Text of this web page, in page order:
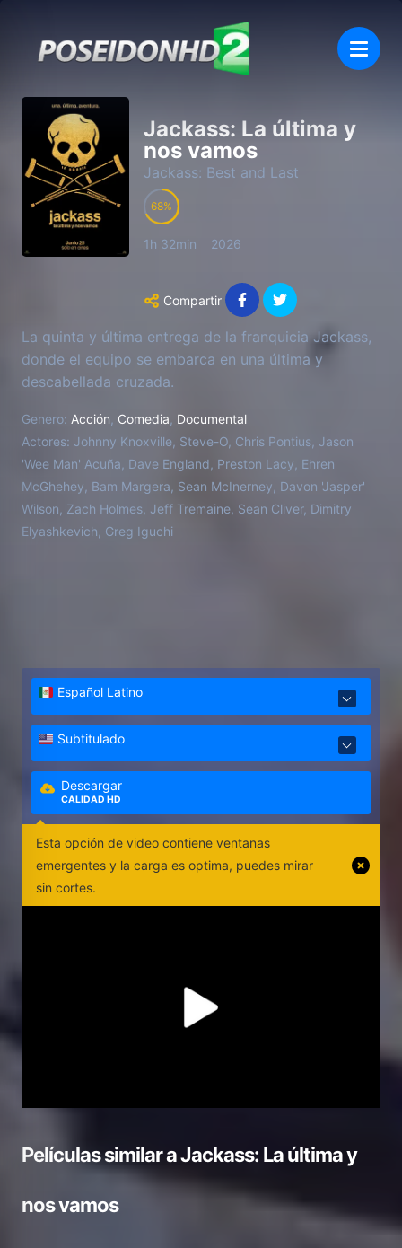
Jackass: La última y
nos vamos
Jackass: Best and Last
68
1h 32min 2026
Compartir
La quinta y última entrega de la franquicia Jackass,
donde el equipo se embarca en una última y
descabellada cruzada.
Genero: Acción Comedia Documental
Actores: Johnny Knoxville, Steve-O, Chris Pontius, Jason
'Wee Man' Acuña, Dave England, Preston Lacy, Ehren
McGhehey, Bam Margera, Sean McInerney, Davon 'Jasper'
Wilson, Zach Holmes, Jeff Tremaine, Sean Cliver, Dimitry
Elyashkevich, Greg Iguchi
Español Latino
Subtitulado
Descargar
CALIDAD HD
Esta opción de video contiene ventanas
emergentes y la carga es optima, puedes mirar
sin cortes.
Películas similar aJackass: La última y
nos vamos